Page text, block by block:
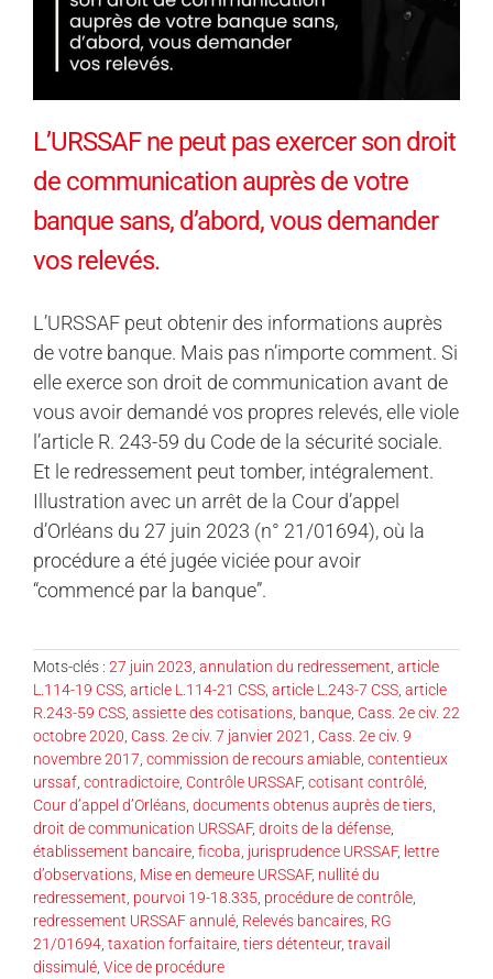
L’URSSAF ne peut pas exercer son droit
de communication auprès de votre
banque sans, d’abord, vous demander
vos relevés.
L’URSSAF peut obtenir des informations auprès
de votre banque. Mais pas n’importe comment. Si
elle exerce son droit de communication avant de
vous avoir demandé vos propres relevés, elle viole
l’article R. 243-59 du Code de la sécurité sociale.
Et le redressement peut tomber, intégralement.
Illustration avec un arrêt de la Cour d’appel
d’Orléans du 27 juin 2023 (n° 21/01694), où la
procédure a été jugée viciée pour avoir
“commencé par la banque”.
Mots-clés : 27 juin 2023 annulation du redressement article
L.114-19 CSS article L.114-21 CSS article L.243-7 CSS article
R.243-59 CSS assiette des cotisations banque Cass. 2e civ. 22
octobre 2020 Cass. 2e civ. 7 janvier 2021
Cass. 2e civ. 9
novembre 2017 commission de recours amiable contentieux
urssaf contradictoire Contrôle URSSAF, cotisant contrôlé
Cour d’appel d’Orléans documents obtenus auprès de tiers
droit de communication URSSAF, droits de la défense
établissement bancaire ficoba jurisprudence URSSAF, lettre
d’observations Mise en demeure URSSAF, nullité du
redressement pourvoi 19-18.335 procédure de contrôle
redressement URSSAF annulé Relevés bancaires RG
21/01694 taxation forfaitaire tiers détenteur, travail
dissimulé Vice de procédure